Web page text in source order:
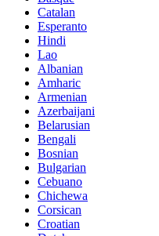
Catalan
Esperanto
Hindi
Lao
Albanian
Amharic
Armenian
Azerbaijani
Belarusian
Bengali
Bosnian
Bulgarian
Cebuano
Chichewa
Corsican
Croatian